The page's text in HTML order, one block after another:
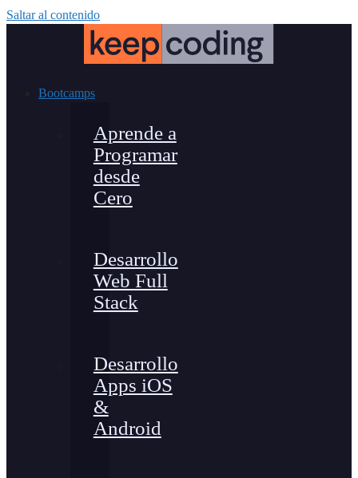
Saltar al contenido
Bootcamps
Aprende a
Programar
desde
Cero
Desarrollo
Web Full
Stack
Desarrollo
Apps iOS
&
Android